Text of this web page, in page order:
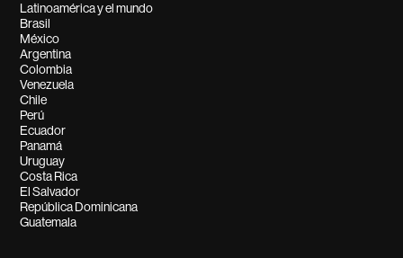
Latinoamérica y el mundo
Brasil
México
Argentina
Colombia
Venezuela
Chile
Perú
Ecuador
Panamá
Uruguay
Costa Rica
El Salvador
República Dominicana
Guatemala